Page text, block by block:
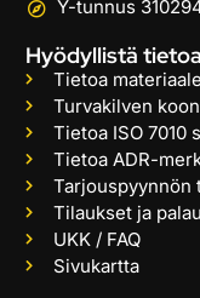
Y-tunnus
Hyödyllistä tietoa
Tietoa
Turvakilven
Tietoa ISO 7010
Tietoa ADR-
Tarjouspyynnön
Tilaukset ja
UKK / FAQ
Sivukartta